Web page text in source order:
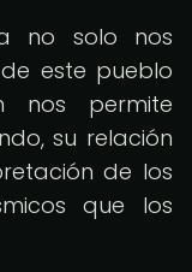
no solo nos
este pueblo
nos permite
su relación
de los
que los